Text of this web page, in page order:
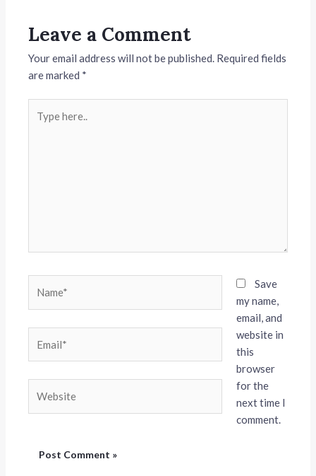
Leave a Comment
Your email address will not be published. Required fields
are marked *
here..
Save
my name,
email, and
website in
this
browser
for the
next time I
comment.